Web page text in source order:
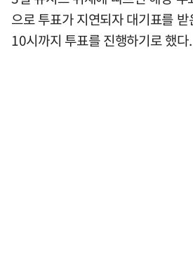
으로 투표가 지연되자 대기표를
10시까지 투표를 진행하기로 했다.